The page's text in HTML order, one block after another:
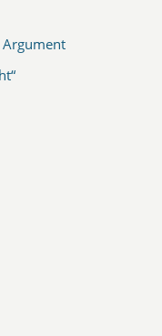
Argument